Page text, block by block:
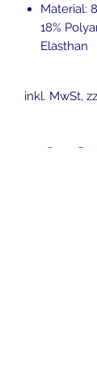
Material:
18%
Elasthan
inkl. MwSt,